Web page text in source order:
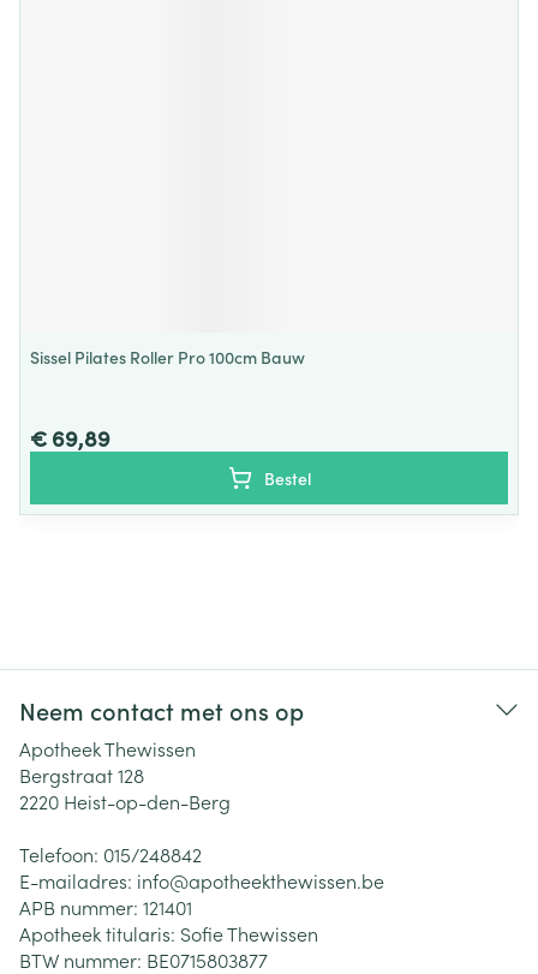
Sissel Pilates Roller Pro 100cm Bauw
€ 69,89
Bestel
Neem contact met ons op
Apotheek Thewissen
Bergstraat 128
2220 Heist-op-den-Berg
Telefoon: 015/248842
E-mailadres: info@apotheekthewissen.be
APB nummer: 121401
Apotheek titularis: Sofie Thewissen
BTW nummer: BE0715803877